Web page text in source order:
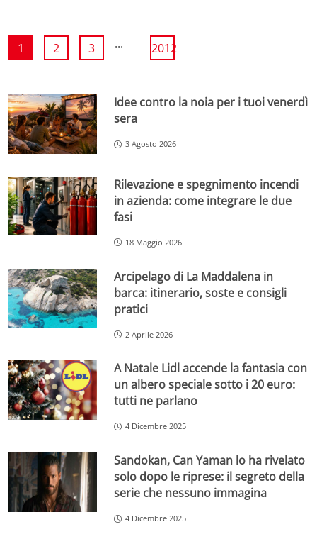
1 2 3 ... 2012
Idee contro la noia per i tuoi venerdì
sera
3 Agosto 2026
Rilevazione e spegnimento incendi
in azienda: come integrare le due
fasi
18 Maggio 2026
Arcipelago di La Maddalena in
barca: itinerario, soste e consigli
pratici
2 Aprile 2026
A Natale Lidl accende la fantasia con
un albero speciale sotto i 20 euro:
tutti ne parlano
4 Dicembre 2025
Sandokan, Can Yaman lo ha rivelato
solo dopo le riprese: il segreto della
serie che nessuno immagina
4 Dicembre 2025